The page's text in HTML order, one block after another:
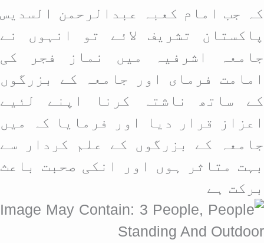
کہ جب امام کعبہ عبدالرحمن السدیس
پاکستان تشریف لائے تو انہوں نے
جامعہ اشرفیہ میں نماز فجر کی
امامت فرمای اور جامعہ کے بزرگوں
کے ساتھ ناشتہ کرنا اپنے لئیے
اعزاز قرار دیا اور فرمایا کہ میں
جامعہ کے بزرگوں کے علم کردار سے
بہت متاثر ہوں اور انکی صحبت باعث
برکت ہے